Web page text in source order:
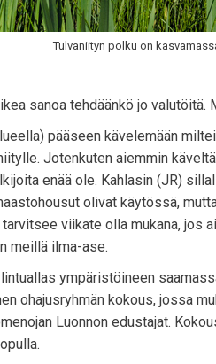
Tulvaniityn polku on
sanoa tehdäänkö jo
pääseen kävelemään
Jotenkuten aiemmin
enää ole. Kahlasin (JR)
olivat käytössä,
viikate olla mukana, jos
meillä ilma-ase.
ympäristöineen
ohajusryhmän kokous, jossa
Luonnon edustajat.